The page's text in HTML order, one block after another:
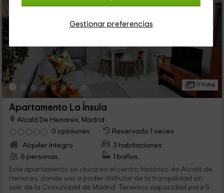
Gestionar preferencias
17 Fotos
Apartamento La Ínsula
Alcalá De Henares, Madrid
0 opiniones
Reservado 1 veces
Alquiler íntegro
3 habitaciones
5 personas
1 baños
Este apartamento se ubica en el centro histórico de Alcalá de
Henares, donde vas a poder disfrutar de la tranquilidad sin
salir de la Comunidad de Madrid. Tenemos capacidad para 5